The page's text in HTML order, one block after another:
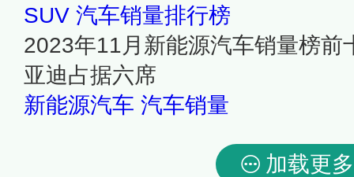
SUV 汽车销量排行榜
2023年11月新能源汽车销量榜前
亚迪占据六席
新能源汽车 汽车销量
加载更多